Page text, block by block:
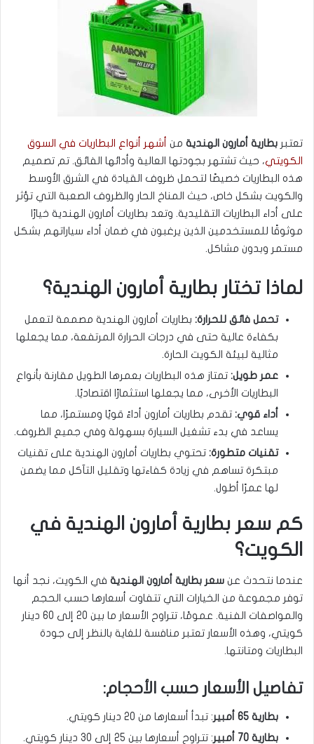
تعتبر بطارية أمارون الهندية من أشهر أنواع البطاريات في السوق
الكويتي، حيث تشتهر بجودتها العالية وأدائها الفائق. تم تصميم
هذه البطاريات خصيصًا لتحمل ظروف القيادة في الشرق الأوسط
والكويت بشكل خاص، حيث المناخ الحار والظروف الصعبة التي تؤثر
على أداء البطاريات التقليدية. وتعد بطاريات أمارون الهندية خيارًا
موثوقًا للمستخدمين الذين يرغبون في ضمان أداء سياراتهم بشكل
مستمر وبدون مشاكل.
لماذا تختار بطارية أمارون الهندية؟
تحمل فائق للحرارة: بطاريات أمارون الهندية مصممة لتعمل
بكفاءة عالية حتى في درجات الحرارة المرتفعة، مما يجعلها
مثالية لبيئة الكويت الحارة.
عمر طويل: تمتاز هذه البطاريات بعمرها الطويل مقارنة بأنواع
البطاريات الأخرى، مما يجعلها استثمارًا اقتصاديًا.
أداء قوي: تقدم بطاريات أمارون أداءً قويًا ومستمرًا، مما
يساعد في بدء تشغيل السيارة بسهولة وفي جميع الظروف.
تقنيات متطورة: تحتوي بطاريات أمارون الهندية على تقنيات
مبتكرة تساهم في زيادة كفاءتها وتقليل التآكل مما يضمن
لها عمرًا أطول.
كم سعر بطارية أمارون الهندية في
الكويت؟
عندما نتحدث عن سعر بطارية أمارون الهندية في الكويت، نجد أنها
توفر مجموعة من الخيارات التي تتفاوت أسعارها حسب الحجم
والمواصفات الفنية. عمومًا، تتراوح الأسعار ما بين 20 إلى 60 دينار
كويتي، وهذه الأسعار تعتبر منافسة للغاية بالنظر إلى جودة
البطاريات ومتانتها.
تفاصيل الأسعار حسب الأحجام:
بطارية 65 أمبير
: تبدأ أسعارها من 20 دينار كويتي.
بطارية 70 أمبير
: تتراوح أسعارها بين 25 إلى 30 دينار كويتي.